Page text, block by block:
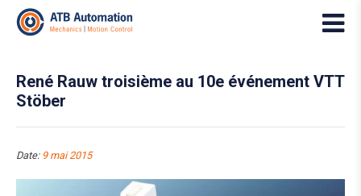
René Rauw troisième au 10e événement VTT
Stöber
Date: 9 mai 2015